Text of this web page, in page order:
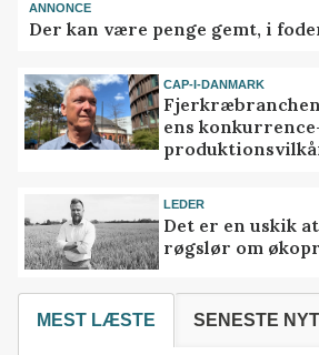
ANNONCE
Der kan være penge gemt, i
CAP-I-DANMARK
ens
LEDER
Det er en uskik
røgslør om
MEST LÆSTE SENESTE NYT